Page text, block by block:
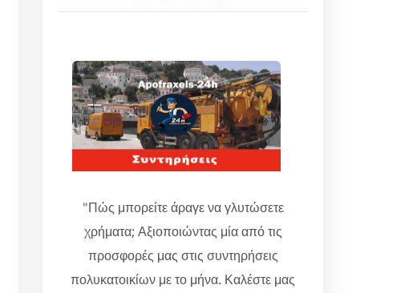
"Πώς μπορείτε άραγε να γλυτώσετε
χρήματα; Αξιοποιώντας μία από τις
προσφορές μας στις συντηρήσεις
πολυκατοικίων με το μήνα. Καλέστε μας